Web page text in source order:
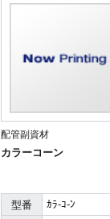
配管副資材
カラーコーン
型番
ｶﾗ-ｺ-ﾝ